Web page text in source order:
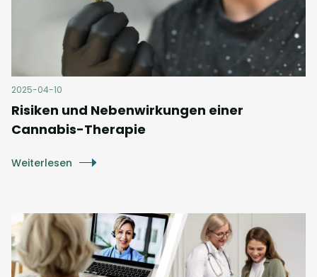
2025-04-10
Risiken und Nebenwirkungen einer
Cannabis-Therapie
Weiterlesen